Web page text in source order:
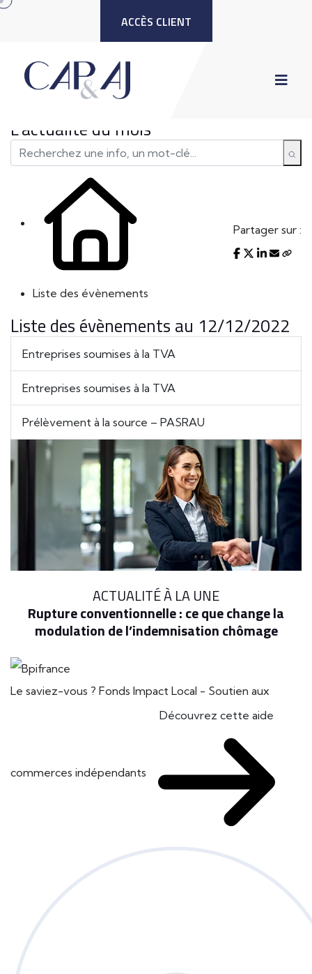
ACCÈS CLIENT
L'actualité du mois
Liste des évènements
Partager sur :
Liste des évènements au 12/12/2022
Entreprises soumises à la TVA
Entreprises soumises à la TVA
Prélèvement à la source – PASRAU
ACTUALITÉ À LA UNE
Rupture conventionnelle : ce que change la
modulation de l’indemnisation chômage
Le saviez-vous ? Fonds Impact Local - Soutien aux
commerces indépendants
Découvrez cette aide